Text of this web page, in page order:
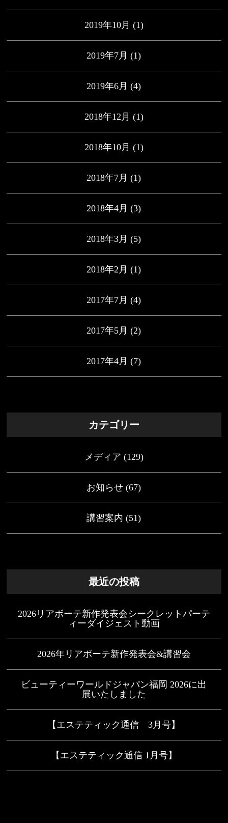
2019年10月 (1)
2019年7月 (1)
2019年6月 (4)
2018年12月 (1)
2018年10月 (1)
2018年7月 (1)
2018年4月 (3)
2018年3月 (5)
2018年2月 (1)
2017年7月 (4)
2017年5月 (2)
2017年4月 (7)
カテゴリー
メディア (129)
お知らせ (67)
講習案内 (51)
最近の投稿
2026リアボーテ新作発表会シークレットパーテ
ィーダイジェスト動画
2026年リアボーテ新作発表会&講習会
ビューティーワールドジャパン福岡 2026に出
展いたしました
【エステティック通信 3月号】
【エステティック通信 1月号】